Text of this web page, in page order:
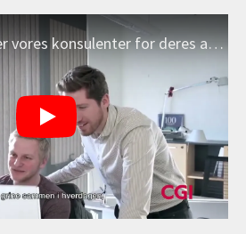
I CGI brænder vores konsulenter for deres arbejde